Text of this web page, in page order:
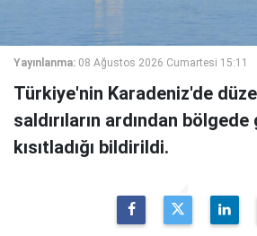
Yayınlanma: 08 Ağustos 2026 Cumartesi 15:11
Türkiye'nin Karadeniz'de
saldırıların ardından
kısıtladığı bildirildi.